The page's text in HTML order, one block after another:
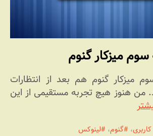
میزکار گنوم
میزکار گنوم هم بعد از انتظارات
من هنوز هیچ تجربه مستقیمی از این
، گنوم، لینوکس